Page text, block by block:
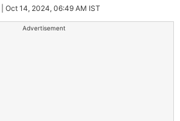
| Oct 14, 2024, 06:49 AM IST
Advertisement